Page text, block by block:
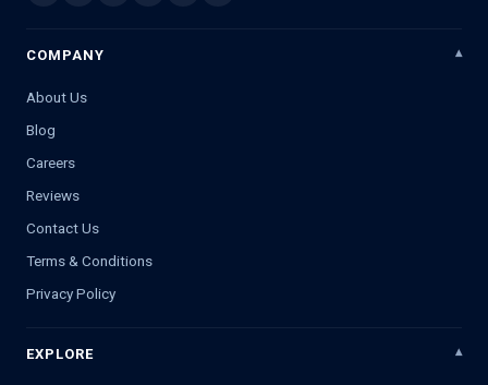
COMPANY
About Us
Blog
Careers
Reviews
Contact Us
Terms & Conditions
Privacy Policy
EXPLORE